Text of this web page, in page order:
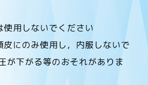
用しないでください
にのみ使用し，内服しないで
が下がる等のおそれがありま